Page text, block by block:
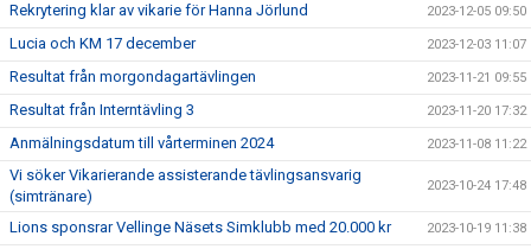
Rekrytering klar av vikarie för Hanna Jörlund 2023-12-05 09:50
Lucia och KM 17 december 2023-12-03 11:07
Resultat från morgondagartävlingen 2023-11-21 09:55
Resultat från Interntävling 3 2023-11-20 17:32
Anmälningsdatum till vårterminen 2024 2023-11-08 11:22
Vi söker Vikarierande assisterande tävlingsansvarig
(simtränare)
2023-10-24 17:48
Lions sponsrar Vellinge Näsets Simklubb med 20.000 kr 2023-10-19 11:38